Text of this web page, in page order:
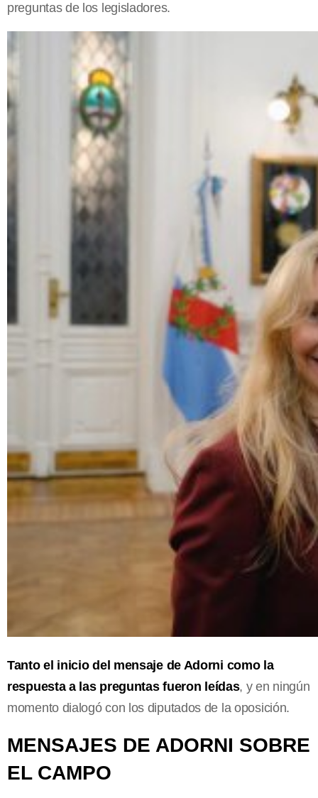
preguntas de los legisladores.
Tanto el inicio del mensaje de Adorni como la
respuesta a las preguntas fueron leídas, y en ningún
momento dialogó con los diputados de la oposición.
MENSAJES DE ADORNI SOBRE
EL CAMPO